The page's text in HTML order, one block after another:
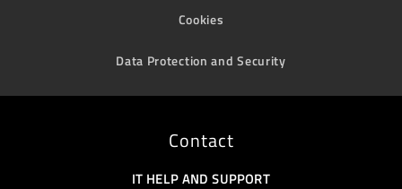
Cookies
Data Protection and Security
Contact
IT HELP AND SUPPORT